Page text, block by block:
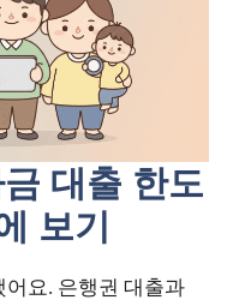
대출 한도
보기
요. 은행권 대출과